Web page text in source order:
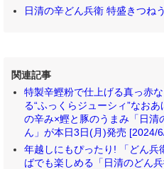
日清の辛どん兵衛 特盛きつね
関連記事
特製辛鰹粉で仕上げる真っ赤
る“ふっくらジューシィ”なお
の辛み×鰹と豚のうまみ「日清
ん」が本日3日(月)発売 [2024/
年越しにもぴったり! 「どん兵
ばでも楽しめる「日清のどん